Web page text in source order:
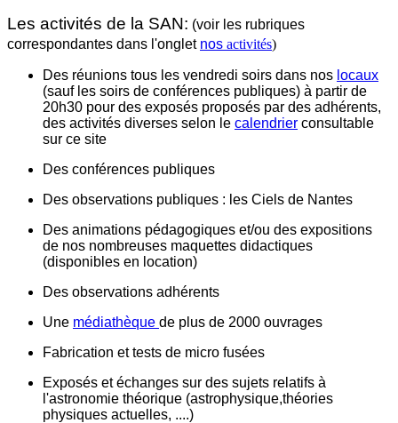
Les activités de la SAN: (voir les rubriques
correspondantes dans l'onglet nos activités)
Des réunions tous les vendredi soirs dans nos locaux
(sauf les soirs de conférences publiques) à partir de
20h30 pour des exposés proposés par des adhérents,
des activités diverses selon le calendrier consultable
sur ce site
Des conférences publiques
Des observations publiques : les Ciels de Nantes
Des animations pédagogiques et/ou des expositions
de nos nombreuses maquettes didactiques
(disponibles en location)
Des observations adhérents
Une médiathèque de plus de 2000 ouvrages
Fabrication et tests de micro fusées
Exposés et échanges sur des sujets relatifs à
l'astronomie théorique (astrophysique,théories
physiques actuelles, ....)